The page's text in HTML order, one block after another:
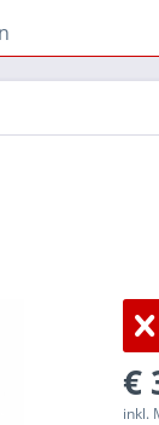
€
inkl.